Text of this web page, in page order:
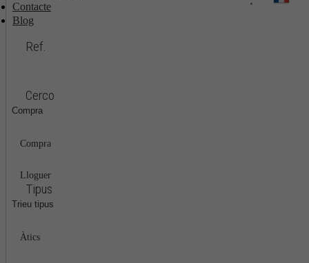
Contacte
Blog
Ref.
Cerco
Compra
Compra
Lloguer
Tipus
Trieu tipus
Àtics